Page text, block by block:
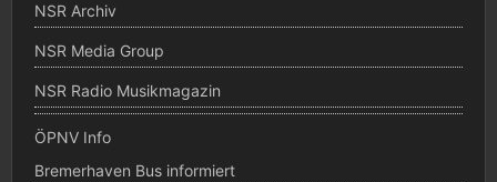
NSR Archiv
NSR Media Group
NSR Radio Musikmagazin
ÖPNV Info
Bremerhaven Bus informiert